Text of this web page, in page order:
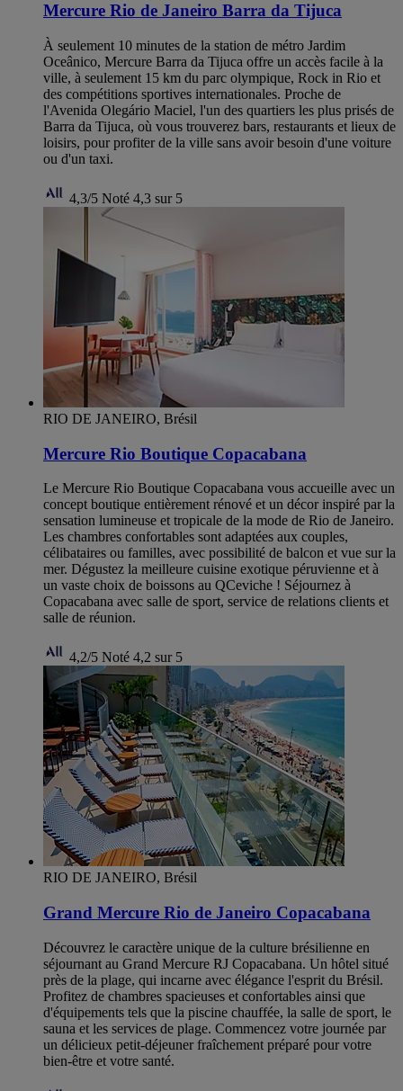
Mercure Rio de Janeiro Barra da Tijuca
À seulement 10 minutes de la station de métro Jardim
Oceânico, Mercure Barra da Tijuca offre un accès facile à la
ville, à seulement 15 km du parc olympique, Rock in Rio et
des compétitions sportives internationales. Proche de
l'Avenida Olegário Maciel, l'un des quartiers les plus prisés de
Barra da Tijuca, où vous trouverez bars, restaurants et lieux de
loisirs, pour profiter de la ville sans avoir besoin d'une voiture
ou d'un taxi.
4,3/5 Noté 4,3 sur 5
RIO DE JANEIRO, Brésil
Mercure Rio Boutique Copacabana
Le Mercure Rio Boutique Copacabana vous accueille avec un
concept boutique entièrement rénové et un décor inspiré par la
sensation lumineuse et tropicale de la mode de Rio de Janeiro.
Les chambres confortables sont adaptées aux couples,
célibataires ou familles, avec possibilité de balcon et vue sur la
mer. Dégustez la meilleure cuisine exotique péruvienne et à
un vaste choix de boissons au QCeviche ! Séjournez à
Copacabana avec salle de sport, service de relations clients et
salle de réunion.
4,2/5 Noté 4,2 sur 5
RIO DE JANEIRO, Brésil
Grand Mercure Rio de Janeiro Copacabana
Découvrez le caractère unique de la culture brésilienne en
séjournant au Grand Mercure RJ Copacabana. Un hôtel situé
près de la plage, qui incarne avec élégance l'esprit du Brésil.
Profitez de chambres spacieuses et confortables ainsi que
d'équipements tels que la piscine chauffée, la salle de sport, le
sauna et les services de plage. Commencez votre journée par
un délicieux petit-déjeuner fraîchement préparé pour votre
bien-être et votre santé.